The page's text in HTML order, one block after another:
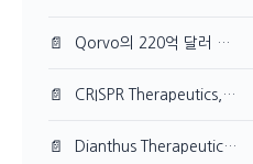
📄 Qorvo의 220억 달러 M&A, 내부 공시의 의미 재조명
📄 CRISPR Therapeutics, 기관의 매도세 뚜렷하게 나타나
📄 Dianthus Therapeutics 주가 154.9% 상승, 기관 투자자 유입